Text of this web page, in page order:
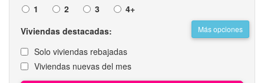
1
2 3 4+
Más opciones
Viviendas destacadas:
Solo viviendas rebajadas
Viviendas nuevas del mes